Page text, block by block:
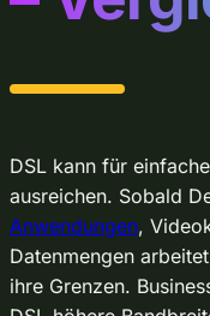
DSL kann für
ausreichen. Sobald
Anwendungen,
Datenmengen
ihre Grenzen.